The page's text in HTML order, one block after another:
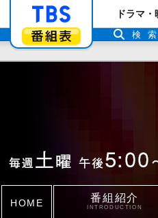
「TBSテレ
番組表
ドラマ・
検索
HOME 番組紹介
INTRODUCTION